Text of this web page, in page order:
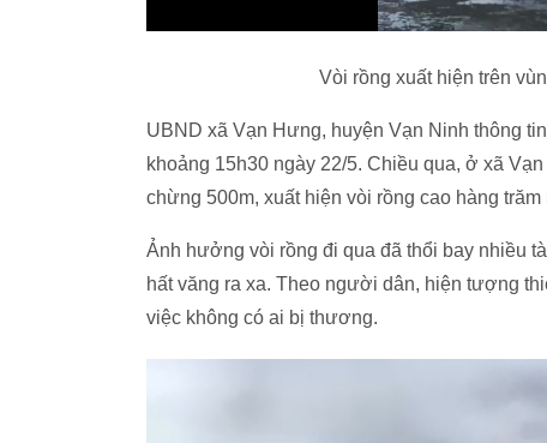
Vòi rồng xuất hiện trên
UBND xã Vạn Hưng, huyện Vạn Ninh thông
khoảng 15h30 ngày 22/5. Chiều qua, ở xã
chừng 500m, xuất hiện vòi rồng cao hàng
Ảnh hưởng vòi rồng đi qua đã thổi bay nhiều
hất văng ra xa. Theo người dân, hiện tượng
việc không có ai bị thương.